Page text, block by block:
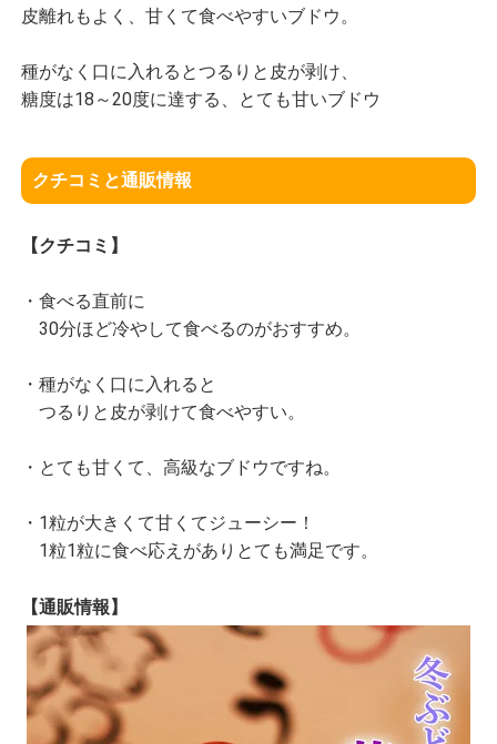
皮離れもよく、甘くて食べやすいブドウ。
種がなく口に入れるとつるりと皮が剥け、
糖度は18～20度に達する、とても甘いブドウ
クチコミと通販情報
【クチコミ】
・食べる直前に
30分ほど冷やして食べるのがおすすめ。
・種がなく口に入れると
つるりと皮が剥けて食べやすい。
・とても甘くて、高級なブドウですね。
・1粒が大きくて甘くてジューシー！
1粒1粒に食べ応えがありとても満足です。
【通販情報】